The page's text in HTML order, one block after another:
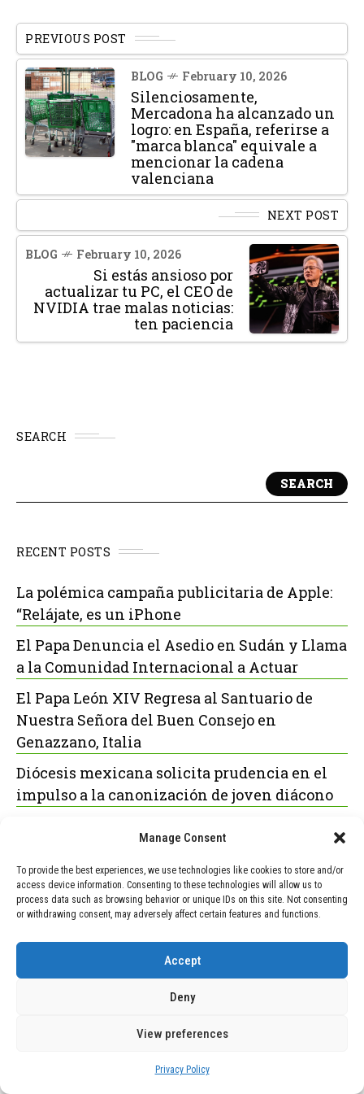
Manage Consent
To provide the best experiences, we use technologies like cookies to store and/or
access device information. Consenting to these technologies will allow us to
process data such as browsing behavior or unique IDs on this site. Not consenting
or withdrawing consent, may adversely affect certain features and functions.
Accept
Deny
View preferences
Privacy Policy
PREVIOUS POST
BLOG February 10, 2026
Silenciosamente,
Mercadona ha alcanzado un
logro: en España, referirse a
"marca blanca" equivale a
mencionar la cadena
valenciana
NEXT POST
BLOG February 10, 2026
Si estás ansioso por
actualizar tu PC, el CEO de
NVIDIA trae malas noticias:
ten paciencia
SEARCH
SEARCH
RECENT POSTS
La polémica campaña publicitaria de Apple:
“Relájate, es un iPhone
El Papa Denuncia el Asedio en Sudán y Llama
a la Comunidad Internacional a Actuar
El Papa León XIV Regresa al Santuario de
Nuestra Señora del Buen Consejo en
Genazzano, Italia
Diócesis mexicana solicita prudencia en el
impulso a la canonización de joven diácono
Italia tras Crisis Migratoria
POPULAR RECENT
December 24, 2025
grabación cómo añadir 400 km de
Motor de 800 W, rango de 45 km y